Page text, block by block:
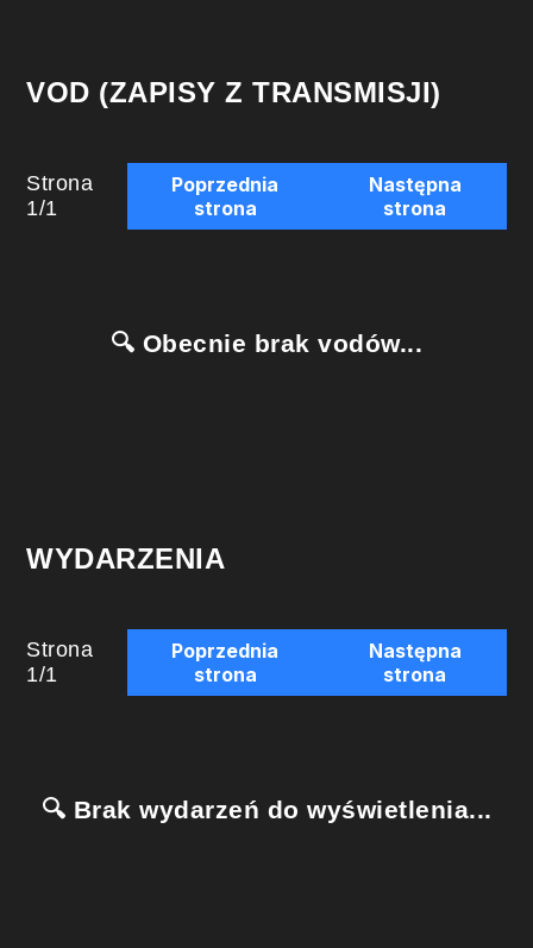
VOD (ZAPISY Z TRANSMISJI)
Strona
1/1
Poprzednia
strona
Następna
strona
🔍 Obecnie brak vodów...
WYDARZENIA
Strona
1/1
Poprzednia
strona
Następna
strona
🔍 Brak wydarzeń do wyświetlenia...